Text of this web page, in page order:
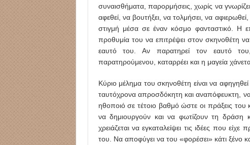
συναισθήματα, παρορμήσεις, χωρίς να
αφεθεί, να βουτήξει, να τολμήσει, να
στιγμή μέσα σε έναν κόσμο φανταστικό. Η
προθυμία του να επιτρέψει στον σκηνοθέτη
εαυτό του. Αν παρατηρεί τον εαυτό
παρατηρούμενου, καταρρέει και η μαγεία
Κύριο μέλημα του σκηνοθέτη είναι να
ταυτόχρονα απροσδόκητη και αναπόφευκτη, να
ηθοποιό σε τέτοιο βαθμό ώστε οι πράξεις του
να δημιουργούν και να φωτίζουν τη δράση
χρειάζεται να εγκαταλείψει τις ιδέες που
του. Να αποφύγει να του «φορέσει» κάτι ξένο